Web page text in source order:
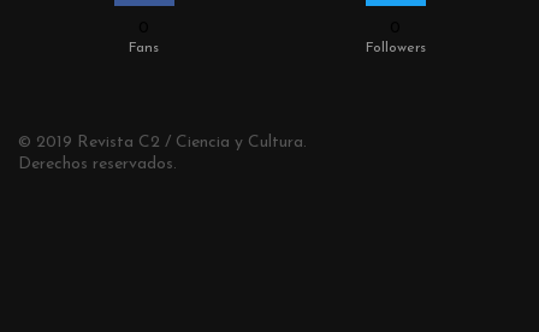
Fans Followers
© 2019 Revista C2 / Ciencia y Cultura.
Derechos reservados.